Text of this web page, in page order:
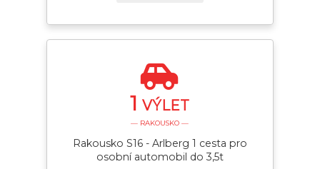
1VÝLET
— RAKOUSKO —
Rakousko S16 - Arlberg 1 cesta pro
osobní automobil do 3,5t